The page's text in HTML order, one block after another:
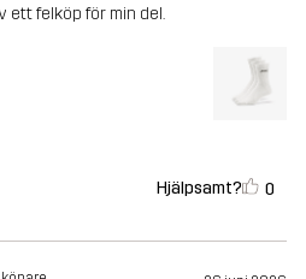
ett felköp för min del.
Hjälpsamt? 0